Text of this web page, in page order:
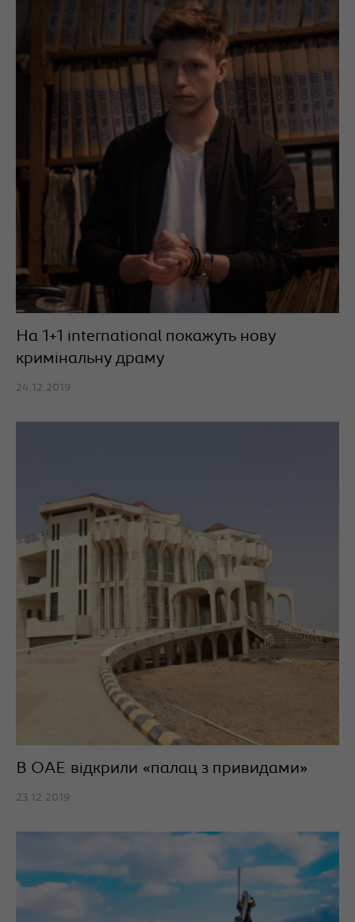
На 1+1 international покажуть нову
кримінальну драму
24.12.2019
В ОАЕ відкрили «палац з привидами»
23.12.2019